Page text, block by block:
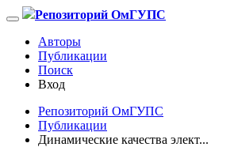
Репозиторий ОмГУПС
Авторы
Публикации
Поиск
Вход
Репозиторий ОмГУПС
Публикации
Динамические качества элект...